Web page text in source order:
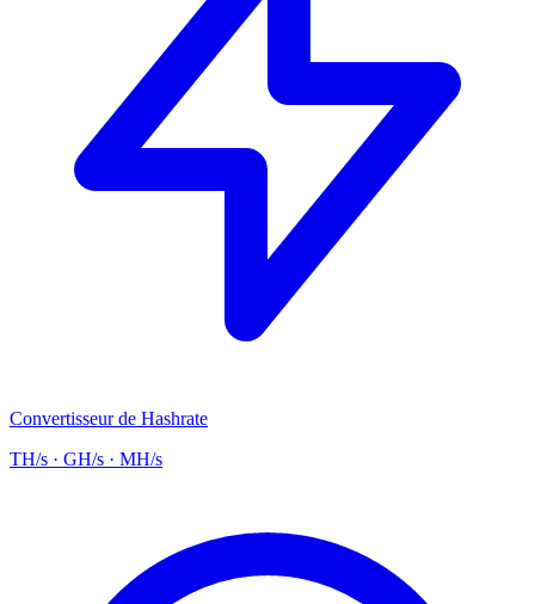
Convertisseur de Hashrate
TH/s · GH/s · MH/s